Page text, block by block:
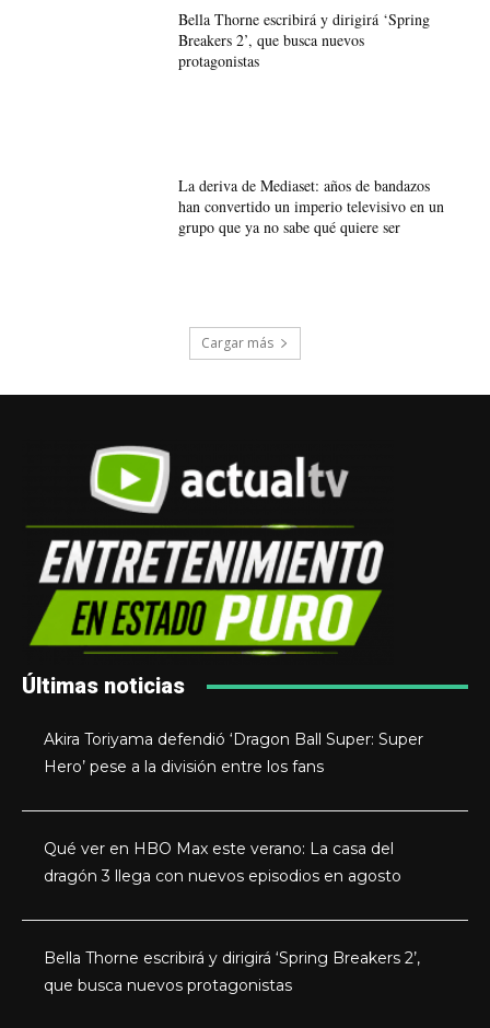
Bella Thorne escribirá y dirigirá ‘Spring
Breakers 2’, que busca nuevos
protagonistas
La deriva de Mediaset: años de bandazos
han convertido un imperio televisivo en un
grupo que ya no sabe qué quiere ser
Cargar más
Últimas noticias
Akira Toriyama defendió ‘Dragon Ball Super: Super
Hero’ pese a la división entre los fans
Qué ver en HBO Max este verano: La casa del
dragón 3 llega con nuevos episodios en agosto
Bella Thorne escribirá y dirigirá ‘Spring Breakers 2’,
que busca nuevos protagonistas